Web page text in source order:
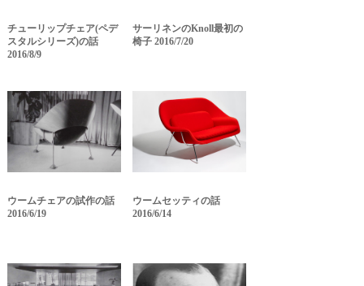
チューリップチェア(ペデ
スタルシリーズ)の話
2016/8/9
サーリネンのKnoll最初の
椅子 2016/7/20
ウームチェアの試作の話
2016/6/19
ウームセッティの話
2016/6/14